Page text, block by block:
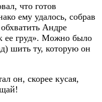
что готов
ему удалось, собрав
Андре
ее груд». Можно было
шить ту, которую он
он, скорее кусая,